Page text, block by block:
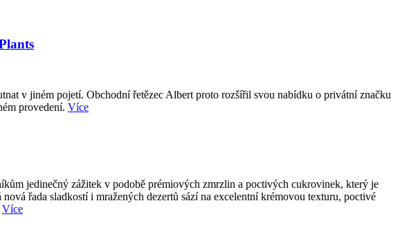
v jiném pojetí. Obchodní řetězec Albert proto rozšířil svou nabídku o privátní značku
provedení. Více
jedinečný zážitek v podobě prémiových zmrzlin a poctivých cukrovinek, který je
řada sladkostí i mražených dezertů sází na excelentní krémovou texturu, poctivé
Více